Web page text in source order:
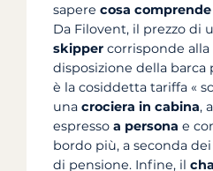
sapere cosa
Da Filovent, il prezzo di
skipper corrisponde alla
disposizione della barca
è la cosiddetta tariffa «
una crociera in cabina,
espresso a persona e
bordo più, a seconda
di pensione. Infine, il